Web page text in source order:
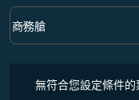
艙等 option 商務艙
商務艙
keyboard_arrow_down
無符合您設定條件的